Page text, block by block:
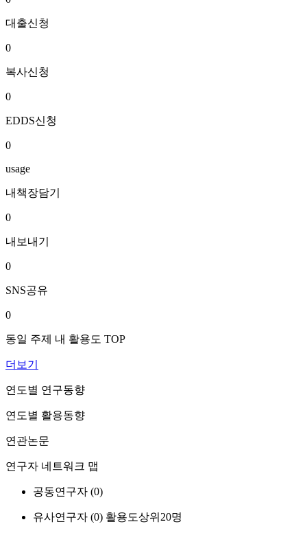
대출신청
0
복사신청
0
EDDS신청
0
usage
내책장담기
0
내보내기
0
SNS공유
0
동일 주제 내 활용도 TOP
더보기
연도별 연구동향
연도별 활용동향
연관논문
연구자 네트워크 맵
공동연구자 (0)
유사연구자 (0) 활용도상위20명